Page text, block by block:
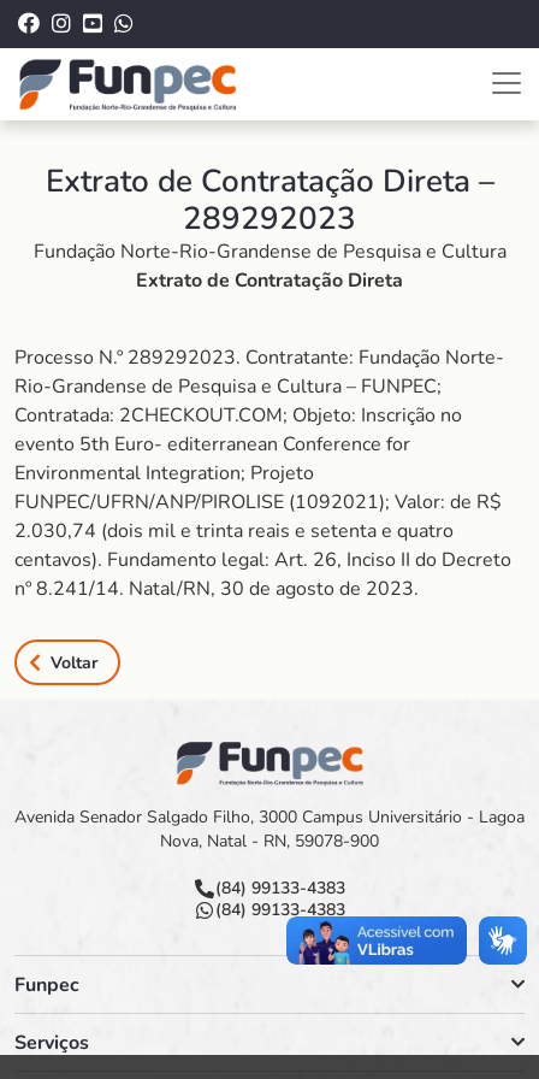
Extrato de Contratação Direta –
289292023
Fundação Norte-Rio-Grandense de Pesquisa e Cultura
Extrato de Contratação Direta
Processo N.º 289292023. Contratante: Fundação Norte-
Rio-Grandense de Pesquisa e Cultura – FUNPEC;
Contratada: 2CHECKOUT.COM; Objeto: Inscrição no
evento 5th Euro- editerranean Conference for
Environmental Integration; Projeto
FUNPEC/UFRN/ANP/PIROLISE (1092021); Valor: de R$
2.030,74 (dois mil e trinta reais e setenta e quatro
centavos). Fundamento legal: Art. 26, Inciso II do Decreto
nº 8.241/14. Natal/RN, 30 de agosto de 2023.
Voltar
Avenida Senador Salgado Filho, 3000 Campus Universitário - Lagoa
Nova, Natal - RN, 59078-900
(84) 99133-4383
(84) 99133-4383
Funpec
Serviços